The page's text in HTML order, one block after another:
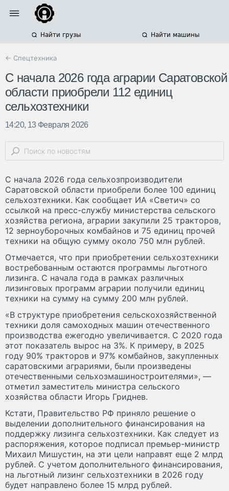
Найти грузы Найти машины
← Спецтехника
С начала 2026 года аграрии Саратовской
области приобрели 112 единиц
сельхозтехники
14:20, 13 Февраля 2026
С начала 2026 года сельхозпроизводители
Саратовской области приобрели более 100 единиц
сельхозтехники. Как сообщает ИА «Светич» со
ссылкой на пресс-службу министерства сельского
хозяйства региона, аграрии закупили 25 тракторов,
12 зерноуборочных комбайнов и 75 единиц прочей
техники на общую сумму около 750 млн рублей.
Отмечается, что при приобретении сельхозтехники
востребованным остаются программы льготного
лизинга. С начала года в рамках различных
лизинговых программ аграрии получили единиц
техники на сумму на сумму 200 млн рублей.
«В структуре приобретения сельскохозяйственной
техники доля самоходных машин отечественного
производства ежегодно увеличивается. С 2020 года
этот показатель вырос на 3%. К примеру, в 2025
году 90% тракторов и 97% комбайнов, закупленных
саратовскими аграриями, были произведены
отечественными сельхозмашиностроителями», —
отметил заместитель министра сельского
хозяйства области Игорь Гриднев.
Кстати, Правительство РФ приняло решение о
выделении дополнительного финансирования на
поддержку лизинга сельхозтехники. Как следует из
распоряжения, которое подписал премьер-министр
Михаил Мишустин, на эти цели направят еще 2 млрд
рублей. С учетом дополнительного финансирования,
на льготный лизинг сельхозтехники в 2026 году
будет направлено более 15 млрд рублей.